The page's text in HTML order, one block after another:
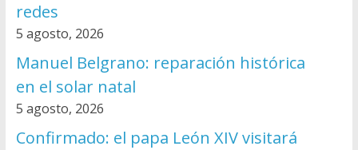
redes
5 agosto, 2026
Manuel Belgrano: reparación histórica
en el solar natal
5 agosto, 2026
Confirmado: el papa León XIV visitará